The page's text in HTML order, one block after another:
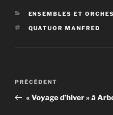
CATÉGORIES
ENSEMBLES ET
ÉTIQUETTES
QUATUOR MANFRED
Navigation
l’article
Article
précédent
PRÉCÉDENT
« Voyage d’hiver » à